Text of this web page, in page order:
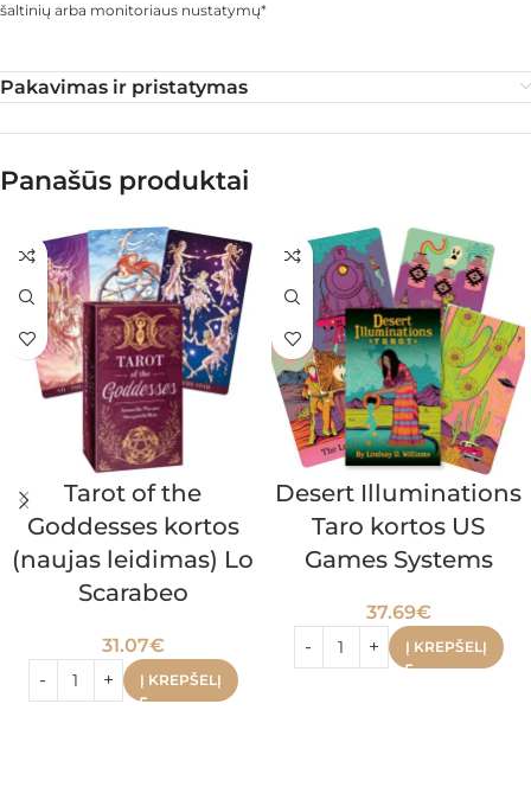
šaltinių arba monitoriaus nustatymų*
Pakavimas ir pristatymas
Panašūs produktai
Tarot of the
Goddesses kortos
(naujas leidimas) Lo
Scarabeo
31.07€
Į KREPŠELĮ
Desert Illuminations
Taro kortos US
Games Systems
37.69€
Į KREPŠELĮ